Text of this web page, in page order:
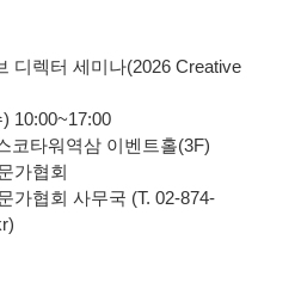
디렉터 세미나(2026 Creative
) 10:00~17:00
코타워역삼 이벤트홀(3F)
가협회
가협회 사무국 (T. 02-874-